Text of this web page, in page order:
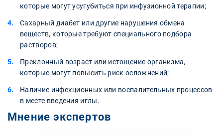
которые могут усугубиться при инфузионной терапии;
Сахарный диабет или другие нарушения обмена
веществ, которые требуют специального подбора
растворов;
Преклонный возраст или истощение организма,
которые могут повысить риск осложнений;
Наличие инфекционных или воспалительных процессов
в месте введения иглы.
Мнение экспертов